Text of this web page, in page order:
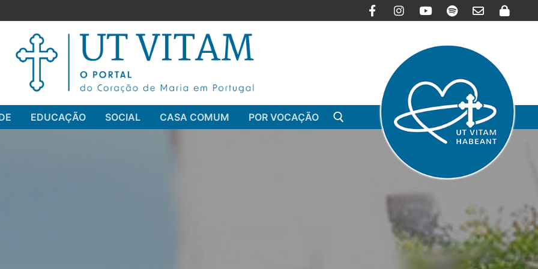
EDUCAÇÃO SOCIAL CASA COMUM POR VOCAÇÃO